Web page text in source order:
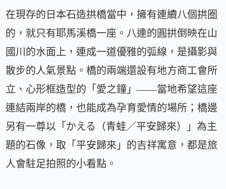
在現存的日本石造拱橋當中，擁有連續八個拱圈
的，就只有耶馬溪橋一座。八連的圓拱倒映在山
國川的水面上，連成一道優雅的弧線，是攝影與
散步的人氣景點。橋的兩端還設有地方商工會所
立、心形框造型的「愛之鐘」——當地希望這座
連結兩岸的橋，也能成為孕育愛情的場所；橋邊
另有一尊以「かえる（青蛙／平安歸來）」為主
題的石像，取「平安歸來」的吉祥寓意，都是旅
人會駐足拍照的小看點。